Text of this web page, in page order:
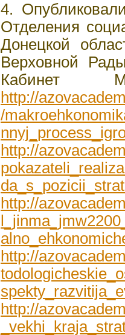
4.
Отделения
Донецкой
Верховной
Кабинет
http://
/
http://
http://
http://
http://